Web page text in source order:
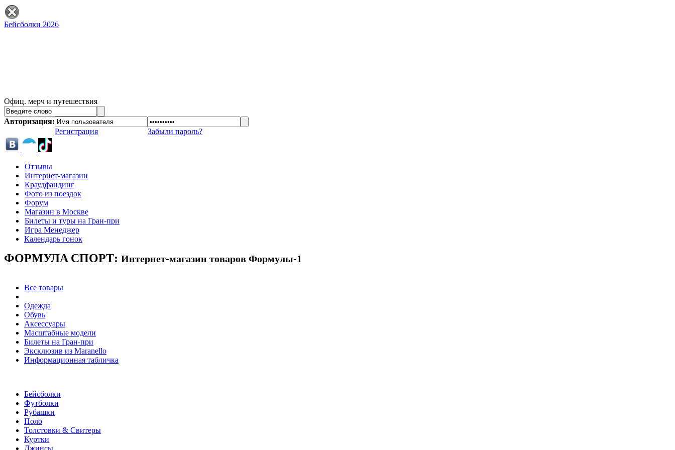
Бейсболки 2026
Офиц. мерч и путешествия
Авторизация:
Регистрация
Забыли пароль?
Отзывы
Интернет-магазин
Краудфандинг
Фото из поездок
Форум
Магазин в Москве
Билеты и туры на Гран-при
Игра Менеджер
Календарь гонок
ФОРМУЛА СПОРТ: Интернет-магазин товаров Формулы-1
Все товары
Одежда
Обувь
Аксессуары
Масштабные модели
Билеты на Гран-при
Эксклюзив из Maranello
Информационная табличка
Бейсболки
Футболки
Рубашки
Поло
Толстовки & Свитеры
Куртки
Джинсы